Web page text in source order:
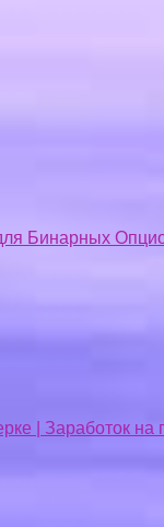
Бинарных
| Заработок